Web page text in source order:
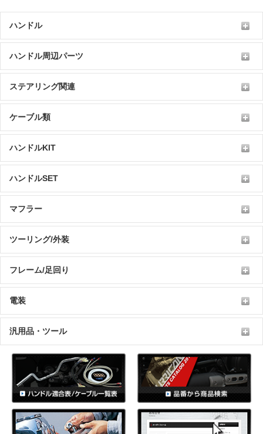
ハンドル
ハンドル周辺パーツ
ステアリング関連
ケーブル類
ハンドルKIT
ハンドルSET
マフラー
ツーリング/外装
フレーム/足回り
電装
汎用品・ツール